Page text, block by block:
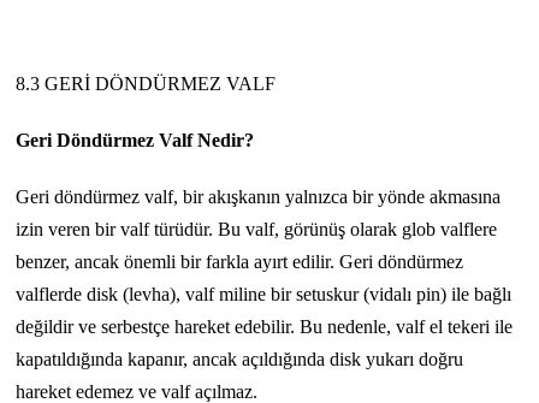
8.3 GERİ DÖNDÜRMEZ VALF
Geri Döndürmez Valf Nedir?
Geri döndürmez valf, bir akışkanın yalnızca bir yönde akmasına
izin veren bir valf türüdür. Bu valf, görünüş olarak glob valflere
benzer, ancak önemli bir farkla ayırt edilir. Geri döndürmez
valflerde disk (levha), valf miline bir setuskur (vidalı pin) ile bağlı
değildir ve serbestçe hareket edebilir. Bu nedenle, valf el tekeri ile
kapatıldığında kapanır, ancak açıldığında disk yukarı doğru
hareket edemez ve valf açılmaz.